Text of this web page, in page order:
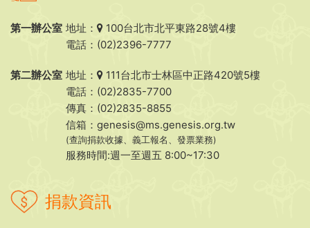
第一辦公室 地址：
100台北市北平東路28號4樓
電話：(02)2396-7777
第二辦公室 地址：
111台北市士林區中正路420號5樓
電話：(02)2835-7700
傳真：(02)2835-8855
信箱： genesis@ms.genesis.org.tw
(查詢捐款收據、義工報名、發票業務)
服務時間:週一至週五 8:00~17:30
捐款資訊